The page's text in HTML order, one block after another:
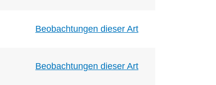
Beobachtungen dieser Art
Beobachtungen dieser Art